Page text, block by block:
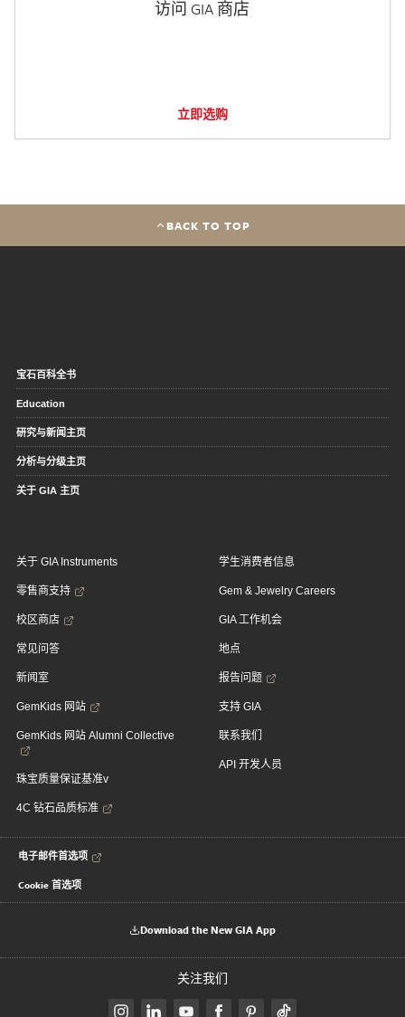
访问 GIA 商店
立即选购
BACK TO TOP
宝石百科全书
Education
研究与新闻主页
分析与分级主页
关于 GIA 主页
关于 GIA Instruments
零售商支持
校区商店
常见问答
新闻室
GemKids 网站
GemKids 网站 Alumni Collective
珠宝质量保证基准v
4C 钻石品质标准
学生消费者信息
Gem & Jewelry Careers
GIA 工作机会
地点
报告问题
支持 GIA
联系我们
API 开发人员
电子邮件首选项
Cookie 首选项
Download the New GIA App
关注我们